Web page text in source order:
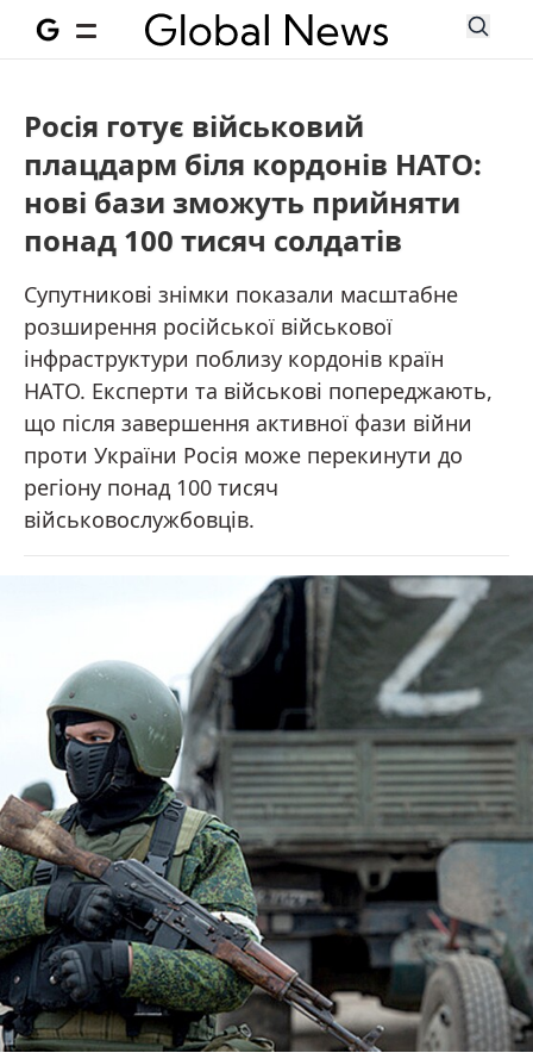
Росія готує військовий
плацдарм біля кордонів НАТО:
нові бази зможуть прийняти
понад 100 тисяч солдатів
Супутникові знімки показали масштабне
розширення російської військової
інфраструктури поблизу кордонів країн
НАТО. Експерти та військові попереджають,
що після завершення активної фази війни
проти України Росія може перекинути до
регіону понад 100 тисяч
військовослужбовців.